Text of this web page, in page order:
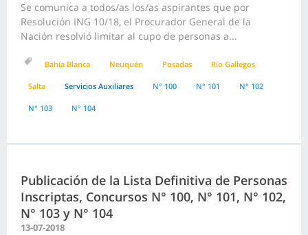
Se comunica a todos/as los/as aspirantes que por
Resolución ING 10/18, el Procurador General de la
Nación resolvió limitar al cupo de personas a...
Bahía Blanca Neuquén Posadas Río Gallegos
Salta Servicios Auxiliares N° 100 N° 101 N° 102
N° 103 N° 104
Publicación de la Lista Definitiva de Personas
Inscriptas, Concursos N° 100, N° 101, N° 102,
N° 103 y N° 104
13-07-2018